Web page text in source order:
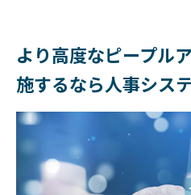
より高度なピープル
施するなら人事シス